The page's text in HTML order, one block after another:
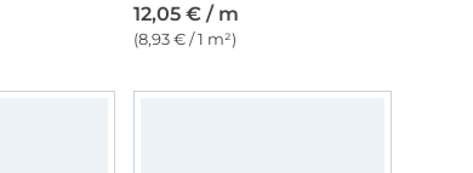
12,05 € / m
(8,93 € / 1 m²)